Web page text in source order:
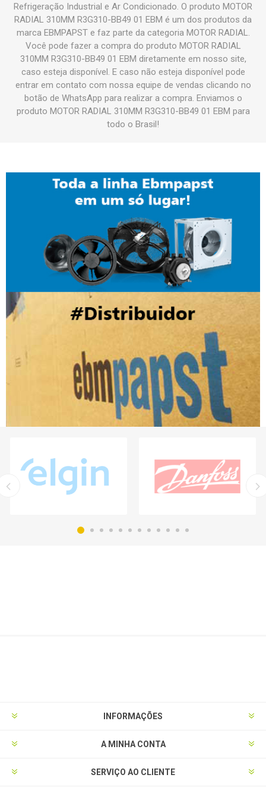
Refrigeração Industrial e Ar Condicionado. O produto MOTOR
RADIAL 310MM R3G310-BB49 01 EBM é um dos produtos da
marca EBMPAPST e faz parte da categoria MOTOR RADIAL.
Você pode fazer a compra do produto MOTOR RADIAL
310MM R3G310-BB49 01 EBM diretamente em nosso site,
caso esteja disponível. E caso não esteja disponível pode
entrar em contato com nossa equipe de vendas clicando no
botão de WhatsApp para realizar a compra. Enviamos o
produto MOTOR RADIAL 310MM R3G310-BB49 01 EBM para
todo o Brasil!
INFORMAÇÕES
A MINHA CONTA
SERVIÇO AO CLIENTE